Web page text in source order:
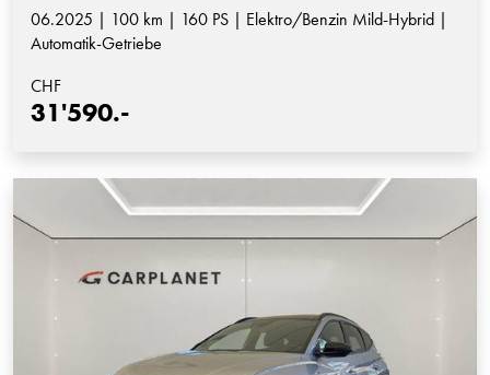
06.2025 | 100 km | 160 PS | Elektro/Benzin Mild-Hybrid |
Automatik-Getriebe
CHF
31'590.-